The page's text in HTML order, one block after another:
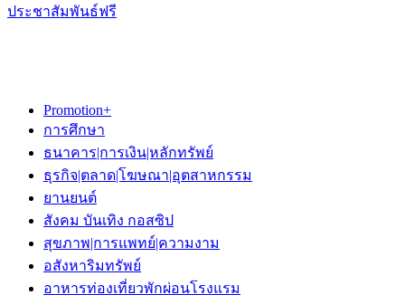
ประชาสัมพันธ์ฟรี
Promotion+
การศึกษา
ธนาคาร|การเงิน|หลักทรัพย์
ธุรกิจ|ตลาด|โฆษณา|อุตสาหกรรม
ยานยนต์
สังคม บันเทิง กอสซิป
สุขภาพ|การแพทย์|ความงาม
อสังหาริมทรัพย์
อาหารท่องเที่ยวพักผ่อนโรงแรม